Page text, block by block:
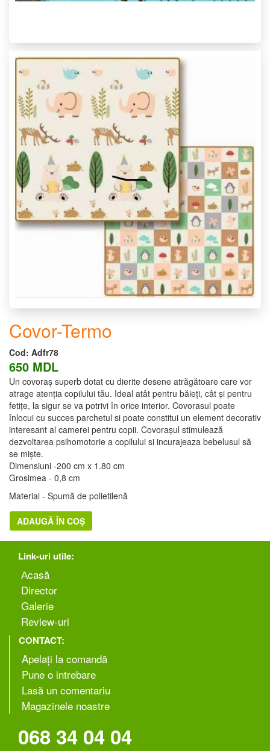
Covor-Termo
Cod: Adfr78
650 MDL
Un covoraș superb dotat cu dierite desene atrăgătoare care vor
atrage atenția copilului tău. Ideal atât pentru băieți, cât și pentru
fetițe, la sigur se va potrivi în orice interior. Covorasul poate
înlocui cu succes parchetul si poate constitui un element decorativ
interesant al camerei pentru copii. Covorașul stimulează
dezvoltarea psihomotorie a copilului si incurajeaza bebelusul să
se miște.
Dimensiuni -200 cm x 1.80 cm
Grosimea - 0,8 cm
Material - Spumă de polietilenă
ADAUGĂ ÎN COȘ
Link-uri utile:
Аcasă
Director
Galerie
Review-uri
CONTACT:
Apelați la comandă
Pune o intrebare
Lasă un comentariu
Magazinele noastre
068 34 04 04